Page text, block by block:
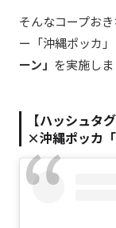
そんなコープおき
ー「沖縄ポッカ
ーン」 を実施しま
【ハッシュタ
×沖縄ポッカ